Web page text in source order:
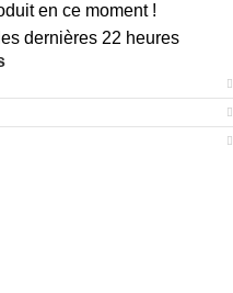
en ce moment !
dernières 22 heures